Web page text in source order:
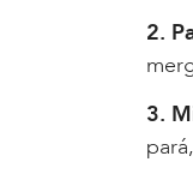
2.
3.